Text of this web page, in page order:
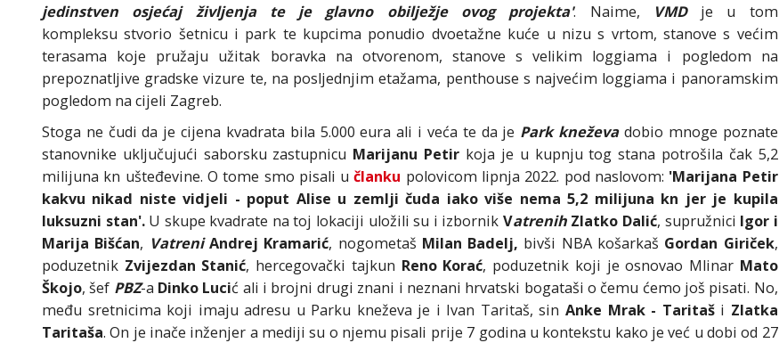
jedinstven osjećaj življenja te je glavno obilježje ovog projekta'. Naime, VMDje u tom
kompleksu stvorio šetnicu i park te kupcima ponudio dvoetažne kuće u nizu s vrtom, stanove s većim
terasama koje pružaju užitak boravka na otvorenom, stanove s velikim loggiama i pogledom na
prepoznatljive gradske vizure te, na posljednjim etažama, penthouse s najvećim loggiama i panoramskim
pogledom na cijeli Zagreb.
Stoga ne čudi da je cijena kvadrata bila 5.000 eura ali i veća te da je Park kneževa dobio mnoge poznate
stanovnike uključujući saborsku zastupnicu Marijanu Petir koja je u kupnju tog stana potrošila čak 5,2
milijuna kn ušteđevine. O tome smo pisali učlanku polovicom lipnja 2022. pod naslovom: 'Marijana Petir
kakvu nikad niste vidjeli - poput Alise u zemlji čuda iako više nema 5,2 milijuna kn jer je kupila
luksuzni stan'. U skupe kvadrate na toj lokaciji uložili su i izbornik VatrenihZlatko Dalić, supružnici Igor i
Marija Bišćan, VatreniAndrej Kramarić, nogometaš Milan Badelj, bivši NBA košarkaš Gordan Giriček,
poduzetnik Zvijezdan Stanić, hercegovački tajkun Reno Korać, poduzetnik koji je osnovao Mlinar Mato
Škojo, šef PBZ-a Dinko Lucić ali i brojni drugi znani i neznani hrvatski bogataši o čemu ćemo još pisati. No,
među sretnicima koji imaju adresu u Parku kneževa je i Ivan Taritaš, sin Anke Mrak - Taritaš i Zlatka
Taritaša. On je inače inženjer a mediji su o njemu pisali prije 7 godina u kontekstu kako je već u dobi od 27